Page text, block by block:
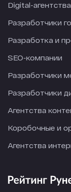
Digital-агентства
Разработчики
Разработка и
SEO-компании
Разработчики
Разработчики
Агентства
Коробочные и
Агентства